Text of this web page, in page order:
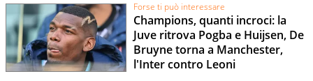
Forse ti può interessare
Champions, quanti incroci: la
Juve ritrova Pogba e Huijsen, De
Bruyne torna a Manchester,
l'Inter contro Leoni